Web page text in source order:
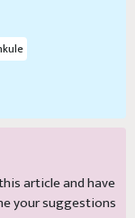
article and have
your suggestions